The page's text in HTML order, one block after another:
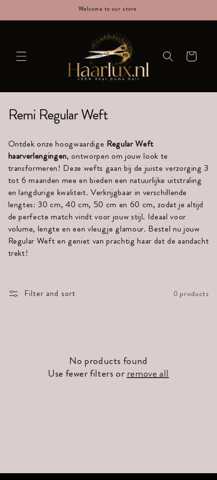
Welcome to our store.
Cart
C
l
l
e
c
t
i
Remi Regular Weft
Ontdek onze hoogwaardige Regular Weft
haarverlengingen, ontworpen om jouw look te
transformeren! Deze wefts gaan bij de juiste verzorging 3
tot 6 maanden mee en bieden een natuurlijke uitstraling
en langdurige kwaliteit. Verkrijgbaar in verschillende
lengtes: 30 cm, 40 cm, 50 cm en 60 cm, zodat je altijd
de perfecte match vindt voor jouw stijl. Ideaal voor
volume, lengte en een vleugje glamour. Bestel nu jouw
Regular Weft en geniet van prachtig haar dat de aandacht
trekt!
Filter and sort 0 products
No products found
Use fewer filters orremove all